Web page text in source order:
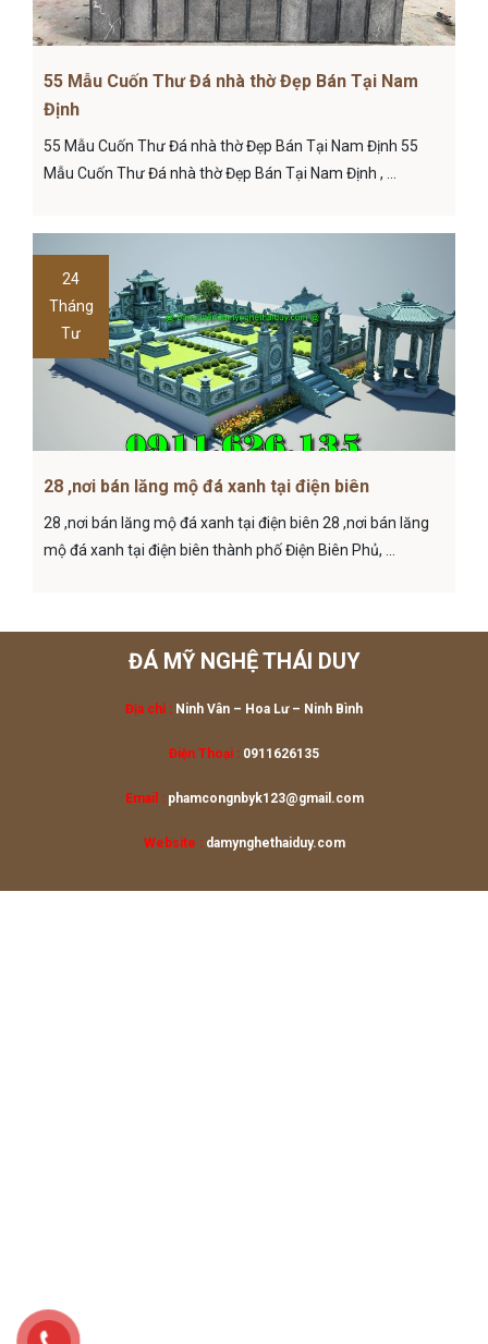
55 Mẫu Cuốn Thư Đá nhà thờ Đẹp Bán Tại Nam
Định
55 Mẫu Cuốn Thư Đá nhà thờ Đẹp Bán Tại Nam Định 55
Mẫu Cuốn Thư Đá nhà thờ Đẹp Bán Tại Nam Định , ...
24
Tháng
Tư
28 ,nơi bán lăng mộ đá xanh tại điện biên
28 ,nơi bán lăng mộ đá xanh tại điện biên 28 ,nơi bán lăng
mộ đá xanh tại điện biên thành phố Điện Biên Phủ, ...
ĐÁ MỸ NGHỆ THÁI DUY
Địa chỉ : Ninh Vân – Hoa Lư – Ninh Bình
Điện Thoại : 0911626135
Email :phamcongnbyk123@gmail.com
Website :damynghethaiduy.com